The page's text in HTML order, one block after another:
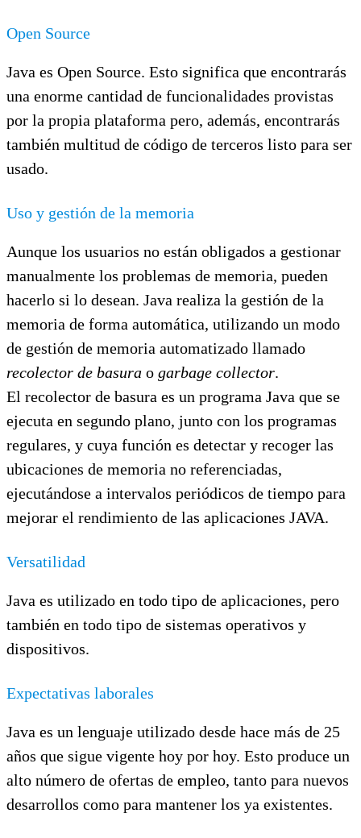
Open Source
Java es Open Source. Esto significa que encontrarás
una enorme cantidad de funcionalidades provistas
por la propia plataforma pero, además, encontrarás
también multitud de código de terceros listo para ser
usado.
Uso y gestión de la memoria
Aunque los usuarios no están obligados a gestionar
manualmente los problemas de memoria, pueden
hacerlo si lo desean. Java realiza la gestión de la
memoria de forma automática, utilizando un modo
de gestión de memoria automatizado llamado
recolector de basura o garbage collector.
El recolector de basura es un programa Java que se
ejecuta en segundo plano, junto con los programas
regulares, y cuya función es detectar y recoger las
ubicaciones de memoria no referenciadas,
ejecutándose a intervalos periódicos de tiempo para
mejorar el rendimiento de las aplicaciones JAVA.
Versatilidad
Java es utilizado en todo tipo de aplicaciones, pero
también en todo tipo de sistemas operativos y
dispositivos.
Expectativas laborales
Java es un lenguaje utilizado desde hace más de 25
años que sigue vigente hoy por hoy. Esto produce un
alto número de ofertas de empleo, tanto para nuevos
desarrollos como para mantener los ya existentes.